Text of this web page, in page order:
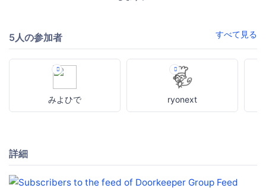
5人の参加者 すべて見る
みよひで ryonext
詳細